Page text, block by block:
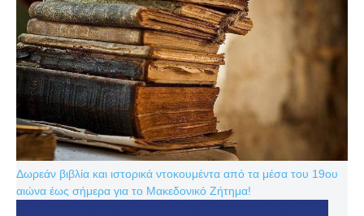
Δωρεάν βιβλία και ιστορικά ντοκουμέντα από τα μέσα του 19ου
αιώνα έως σήμερα για το Μακεδονικό Ζήτημα!